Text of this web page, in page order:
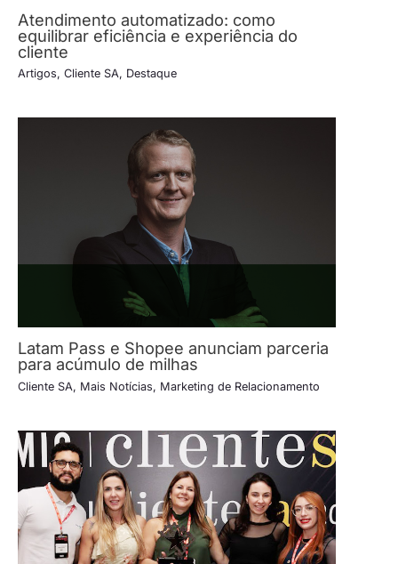
Atendimento automatizado: como
equilibrar eficiência e experiência do
cliente
Artigos, Cliente SA, Destaque
Latam Pass e Shopee anunciam parceria
para acúmulo de milhas
Cliente SA, Mais Notícias, Marketing de Relacionamento